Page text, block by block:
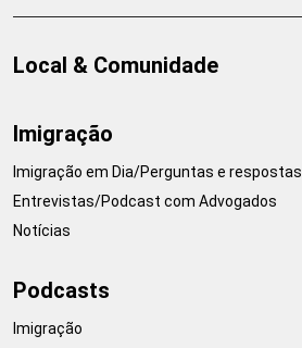
Local & Comunidade
Imigração
Imigração em Dia/Perguntas e respostas
Entrevistas/Podcast com Advogados
Notícias
Podcasts
Imigração